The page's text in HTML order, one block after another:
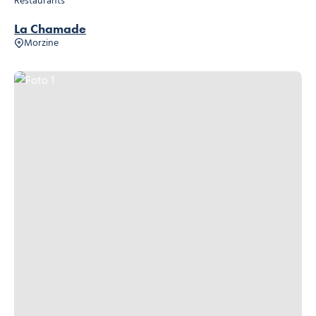
La Chamade
Morzine
Foto 1